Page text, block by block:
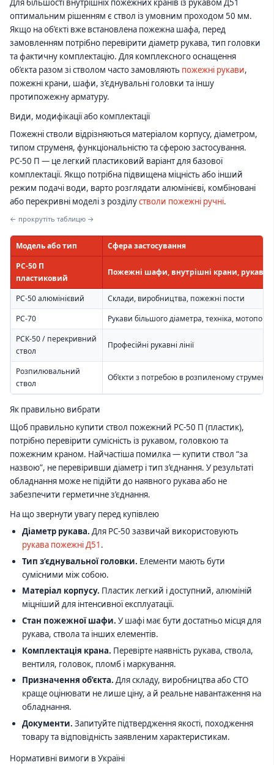
Для більшості внутрішніх пожежних кранів із рукавом Д51
оптимальним рішенням є ствол із умовним проходом 50 мм.
Якщо на об’єкті вже встановлена пожежна шафа, перед
замовленням потрібно перевірити діаметр рукава, тип головки
та фактичну комплектацію. Для комплексного оснащення
об’єкта разом зі стволом часто замовляють пожежні рукави,
пожежні крани, шафи, з’єднувальні головки та іншу
протипожежну арматуру.
Види, модифікації або комплектації
Пожежні стволи відрізняються матеріалом корпусу, діаметром,
типом струменя, функціональністю та сферою застосування.
РС-50 П — це легкий пластиковий варіант для базової
комплектації. Якщо потрібна підвищена міцність або інший
режим подачі води, варто розглядати алюмінієві, комбіновані
або перекривні моделі з розділустволи пожежні ручні.
← прокрутіть таблицю →
Модель або тип
Сфера застосування
РС-50 П
пластиковий
Пожежні шафи, внутрішні крани, рукав
РС-50 алюмінієвий
Склади, виробництва, пожежні пости
РС-70
Рукави більшого діаметра, техніка,
РСК-50 / перекривний
ствол
Професійні рукавні лінії
Розпилювальний
ствол
Об’єкти з потребою в розпиленому струмені
Як правильно вибрати
Щоб правильно купити ствол пожежний РС-50 П (пластик),
потрібно перевірити сумісність із рукавом, головкою та
пожежним краном. Найчастіша помилка — купити ствол “за
назвою”, не перевіривши діаметр і тип з’єднання. У результаті
обладнання може не підійти до наявного рукава або не
забезпечити герметичне з’єднання.
На що звернути увагу перед купівлею
Діаметр рукава. Для РС-50 зазвичай використовують
рукава пожежні Д51 .
Тип з’єднувальної головки. Елементи мають бути
сумісними між собою.
Матеріал корпусу. Пластик легкий і доступний, алюміній
міцніший для інтенсивної експлуатації.
Стан пожежної шафи. У шафі має бути достатньо місця для
рукава, ствола та інших елементів.
Комплектація крана. Перевірте наявність рукава, ствола,
вентиля, головок, пломб і маркування.
Призначення об’єкта. Для складу, виробництва або СТО
краще оцінювати не лише ціну, а й реальне навантаження на
обладнання.
Документи. Запитуйте підтвердження якості, походження
товару та відповідність заявленим характеристикам.
Нормативні вимоги в Україні